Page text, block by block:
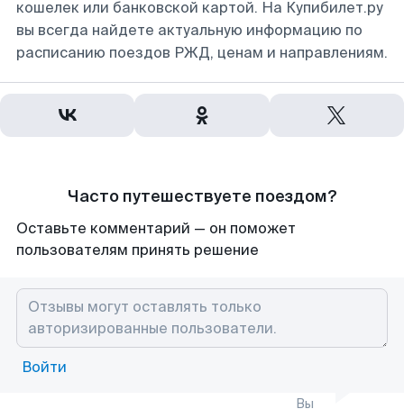
кошелек или банковской картой. На Купибилет.ру
вы всегда найдете актуальную информацию по
расписанию поездов РЖД, ценам и направлениям.
Часто путешествуете поездом?
Оставьте комментарий — он поможет
пользователям принять решение
Войти
Вы